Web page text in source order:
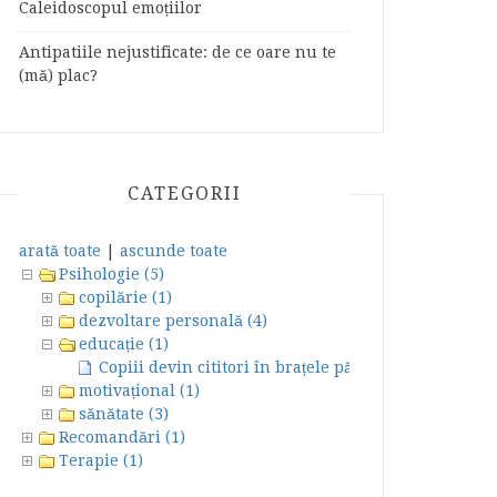
Caleidoscopul emoțiilor
Antipatiile nejustificate: de ce oare nu te
(mă) plac?
CATEGORII
arată toate
ascunde toate
Psihologie (5)
copilărie (1)
dezvoltare personală (4)
educație (1)
Copiii devin cititori în brațele părinților *
motivațional (1)
sănătate (3)
Recomandări (1)
Terapie (1)